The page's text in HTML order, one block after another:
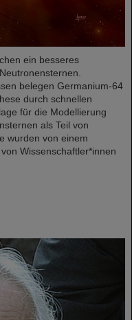
ein besseres
belegen Germanium-64
durch schnellen
für die Modellierung
als Teil von
wurden von einem
Wissenschaftler*innen